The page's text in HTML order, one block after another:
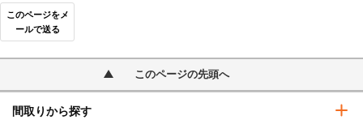
このページをメ
ールで送る
このページの先頭へ
間取りから探す